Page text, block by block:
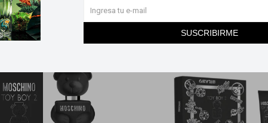
SUSCRIBIRME